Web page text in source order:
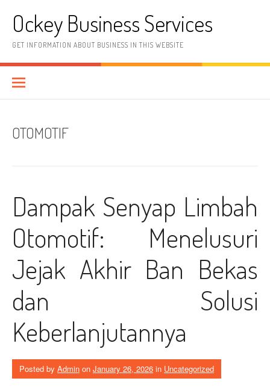
contentOckey Business Services
GET INFORMATION ABOUT BUSINESS IN THIS WEBSITE
OTOMOTIF
Dampak Senyap Limbah
Otomotif: Menelusuri
Jejak Akhir Ban Bekas
dan Solusi
Keberlanjutannya
Posted by Admin on January 26, 2026 in Uncategorized